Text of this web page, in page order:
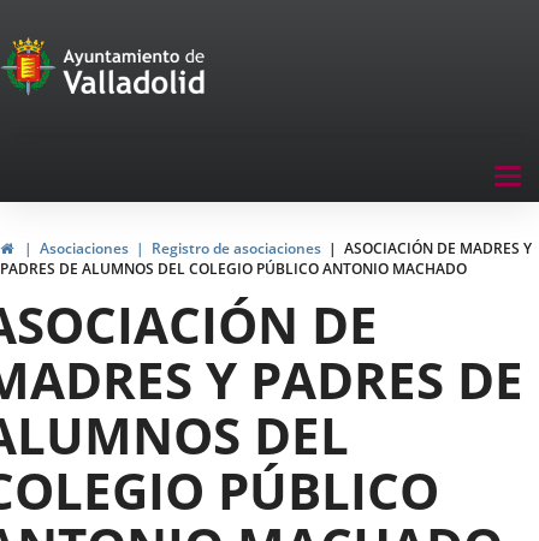
Portal
de
navegación
InicioAsociaciones Registro de asociaciones
ASOCIACIÓN DE MADRES Y
PADRES DE ALUMNOS DEL COLEGIO PÚBLICO ANTONIO MACHADO
DE
Y PADRES DE
DEL
PÚBLICO